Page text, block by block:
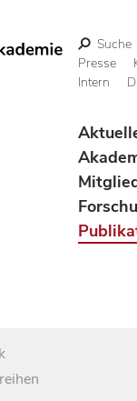
Suche
Presse
Intern